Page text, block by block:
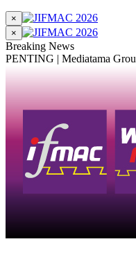
×
×
Breaking News
PENTING | Mediatama